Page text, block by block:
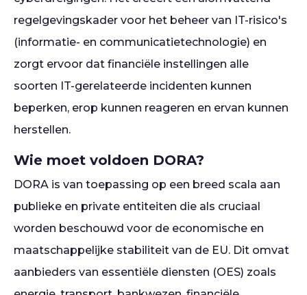
regelgevingskader voor het beheer van IT-risico's
(informatie- en communicatietechnologie) en
zorgt ervoor dat financiële instellingen alle
soorten IT-gerelateerde incidenten kunnen
beperken, erop kunnen reageren en ervan kunnen
herstellen.
Wie moet voldoen DORA?
DORA is van toepassing op een breed scala aan
publieke en private entiteiten die als cruciaal
worden beschouwd voor de economische en
maatschappelijke stabiliteit van de EU. Dit omvat
aanbieders van essentiële diensten (OES) zoals